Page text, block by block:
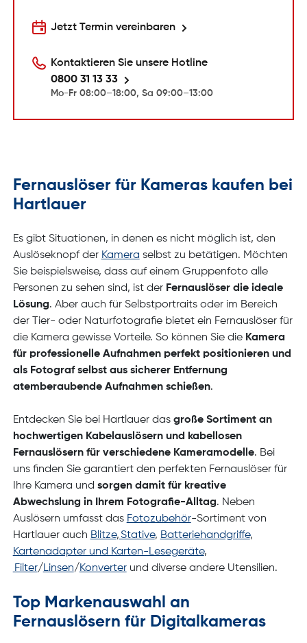
Jetzt Termin vereinbaren
Kontaktieren Sie unsere Hotline
0800 31 13 33
Mo-Fr 08:00–18:00, Sa 09:00–13:00
Fernauslöser für Kameras kaufen bei
Hartlauer
Es gibt Situationen, in denen es nicht möglich ist, den
Auslöseknopf der Kamera selbst zu betätigen. Möchten
Sie beispielsweise, dass auf einem Gruppenfoto alle
Personen zu sehen sind, ist der Fernauslöser die ideale
Lösung. Aber auch für Selbstportraits oder im Bereich
der Tier- oder Naturfotografie bietet ein Fernauslöser für
die Kamera gewisse Vorteile. So können Sie die Kamera
für professionelle Aufnahmen perfekt positionieren und
als Fotograf selbst aus sicherer Entfernung
atemberaubende Aufnahmen schießen.
Entdecken Sie bei Hartlauer das große Sortiment an
hochwertigen Kabelauslösern und kabellosen
Fernauslösern für verschiedene Kameramodelle. Bei
uns finden Sie garantiert den perfekten Fernauslöser für
Ihre Kamera und sorgen damit für kreative
Abwechslung in Ihrem Fotografie-Alltag. Neben
Auslösern umfasst das Fotozubehör-Sortiment von
Hartlauer auch Blitze,Stative, Batteriehandgriffe,
Kartenadapter und Karten-Lesegeräte,
Filter/Linsen/Konverterund diverse andere Utensilien.
Top Markenauswahl an
Fernauslösern für Digitalkameras